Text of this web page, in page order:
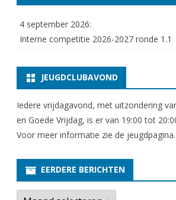
4 september 2026:
Interne competitie 2026-2027 ronde 1.1
JEUGDCLUBAVOND
Iedere vrijdagavond, met uitzondering
en Goede Vrijdag, is er van 19:00 tot
Voor meer informatie zie de jeugdpagina.
EERDERE BERICHTEN
E